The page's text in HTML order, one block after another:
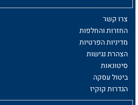
צרו קשר
החזרות והחלפות
מדיניות הפרטיות
הצהרת נגישות
סיטונאות
ביטול עסקה
הגדרות קוקיז